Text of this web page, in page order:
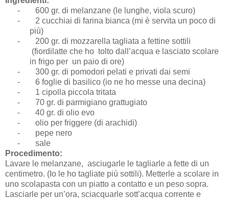
-
600 gr. di melanzane (le lunghe, viola scuro)
-
2 cucchiai di farina bianca (mi è servita un poco di
più)
-
200 gr. di mozzarella tagliata a fettine sottili
(fiordilatte che ho tolto dall’acqua e lasciato scolare
in frigo per un paio di ore)
-
300 gr. di pomodori pelati e privati dai semi
-
6 foglie di basilico (io ne ho messe una decina)
-
1 cipolla piccola tritata
-
70 gr. di parmigiano grattugiato
-
40 gr. di olio evo
-
olio per friggere (di arachidi)
-
pepe nero
-
sale
Procedimento:
Lavare le melanzane, asciugarle le tagliarle a fette di un
centimetro. (Io le ho tagliate più sottili). Metterle a scolare in
uno scolapasta con un piatto a contatto e un peso sopra.
Lasciarle per un’ora, sciacquarle sott’acqua corrente e